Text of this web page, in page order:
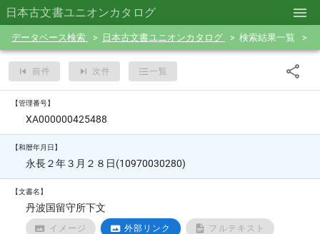
日本古文書ユニオンカタログ
データベース検索 日本古文書ユニオンカタログ 検索結果一覧
前件 次件 一覧
【管理番号】
XA000000425488
【和暦年月日】
永長２年３月２８日(10970030280)
【文書名】
丹波国留守所下文
イメージ 外部リンク フルテキスト